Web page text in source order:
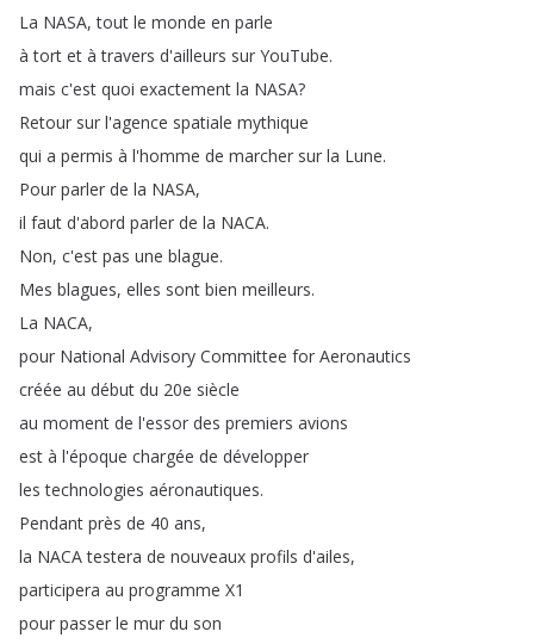
La NASA,tout le monde en parle
à tort et à travers d'ailleurs sur YouTube.
mais c'est quoi exactement la NASA?
Retour sur l'agence spatiale mythique
qui a permis à l'homme de marcher sur la Lune.
Pour parler de la NASA,
il faut d'abord parler de la NACA.
Non, c'est pas une blague.
Mes blagues, elles sont bien meilleurs.
La NACA,
pour National Advisory Committee for Aeronautics
créée au début du 20e siècle
au moment de l'essor des premiers avions
est à l'époque chargée de développer
les technologies aéronautiques.
Pendant près de 40 ans,
la NACA testera de nouveaux profils d'ailes,
participera au programme X1
pour passer le mur du son